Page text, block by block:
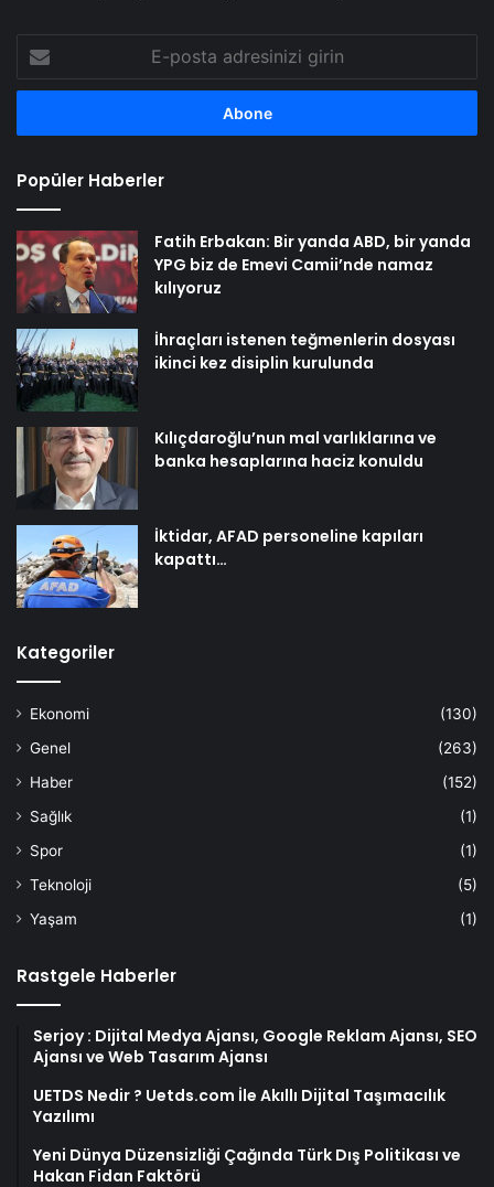
posta
adresinizi
Popüler Haberler
Fatih Erbakan: Bir yanda ABD, bir yanda
YPG biz de Emevi Camii’nde namaz
kılıyoruz
İhraçları istenen teğmenlerin dosyası
ikinci kez disiplin kurulunda
Kılıçdaroğlu’nun mal varlıklarına ve
banka hesaplarına haciz konuldu
İktidar, AFAD personeline kapıları
kapattı…
Kategoriler
Ekonomi
(130)
Genel
(263)
Haber
(152)
Sağlık
(1)
Spor
(1)
Teknoloji
(5)
Yaşam
(1)
Rastgele Haberler
Serjoy : Dijital Medya Ajansı, Google Reklam Ajansı, SEO
Ajansı ve Web Tasarım Ajansı
UETDS Nedir ? Uetds.com İle Akıllı Dijital Taşımacılık
Yazılımı
Yeni Dünya Düzensizliği Çağında Türk Dış Politikası ve
Hakan Fidan Faktörü